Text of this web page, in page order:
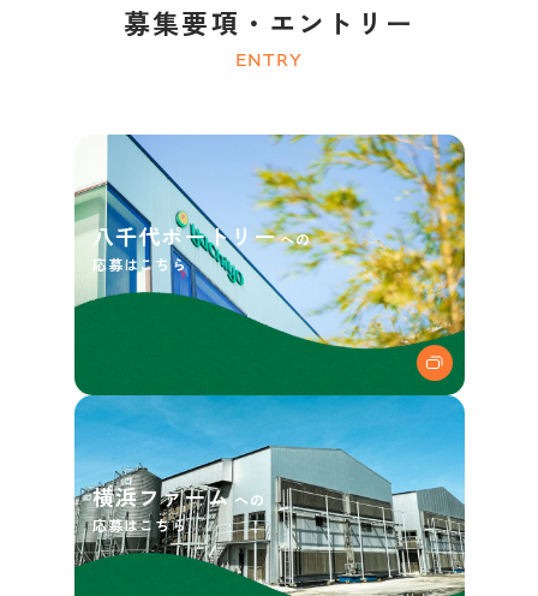
募集要項・エントリー
ENTRY
八千代ポートリーへの
応募はこちら
横浜ファーム への
応募はこちら